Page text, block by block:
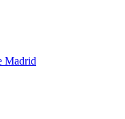
Madrid